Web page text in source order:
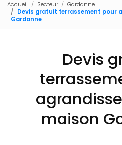
Accueil Secteur
Gardanne
Devis gratuit terrassement pour
Gardanne
Devis
maison